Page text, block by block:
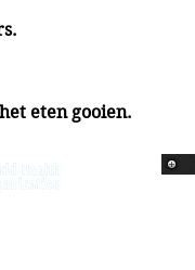
eten gooien.